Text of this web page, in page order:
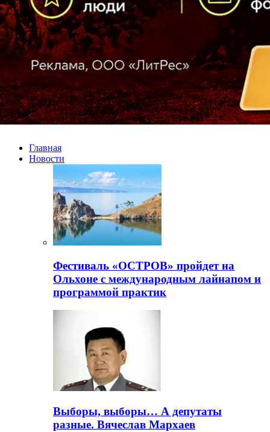
Главная
Новости
Фестиваль «ОСТРОВ» пройдет на
Ольхоне с международным лайнапом и
программой практик
Выборы, выборы… А депутаты
разные. Вячеслав Мархаев